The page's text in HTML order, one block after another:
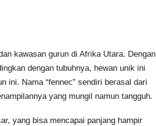
kawasan gurun di Afrika Utara. Dengan
dengan tubuhnya, hewan unik ini
ini. Nama “fennec” sendiri berasal dari
yang mungil namun tangguh.
yang bisa mencapai panjang hampir